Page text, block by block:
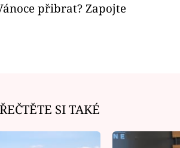
přibrat? Zapojte
SI TAKÉ